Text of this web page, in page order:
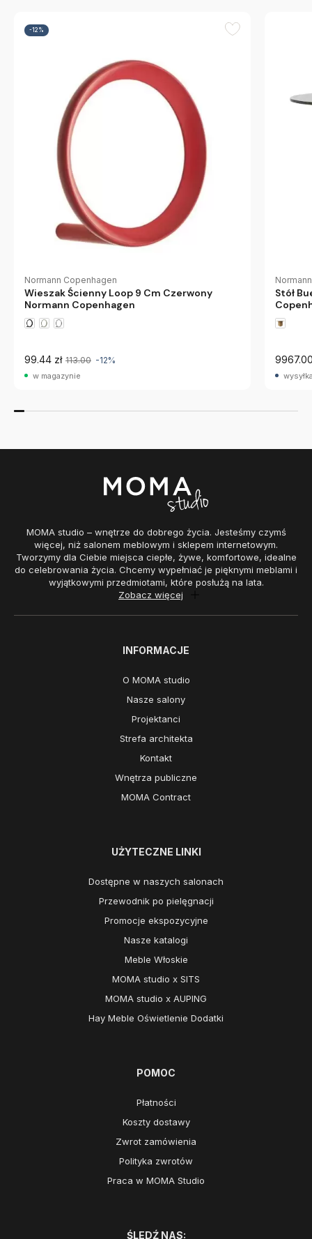
-12%
Normann Copenhagen
Wieszak Ścienny Loop 9 Cm Czerwony
Normann Copenhagen
99.44 zł 113.00 -12%
w magazynie
Stół
MOMA studio – wnętrze do dobrego życia. Jesteśmy czymś
więcej, niż salonem meblowym i sklepem internetowym.
Tworzymy dla Ciebie miejsca ciepłe, żywe, komfortowe, idealne
do celebrowania życia. Chcemy wypełniać je pięknymi meblami i
wyjątkowymi przedmiotami, które posłużą na lata.
Zobacz więcej
INFORMACJE
O MOMA studio
Nasze salony
Projektanci
Strefa architekta
Kontakt
Wnętrza publiczne
MOMA Contract
UŻYTECZNE LINKI
Dostępne w naszych salonach
Przewodnik po pielęgnacji
Promocje ekspozycyjne
Nasze katalogi
Meble Włoskie
MOMA studio x SITS
MOMA studio x AUPING
Hay Meble Oświetlenie Dodatki
POMOC
Płatności
Koszty dostawy
Zwrot zamówienia
Polityka zwrotów
Praca w MOMA Studio
ŚLEDŹ NAS: